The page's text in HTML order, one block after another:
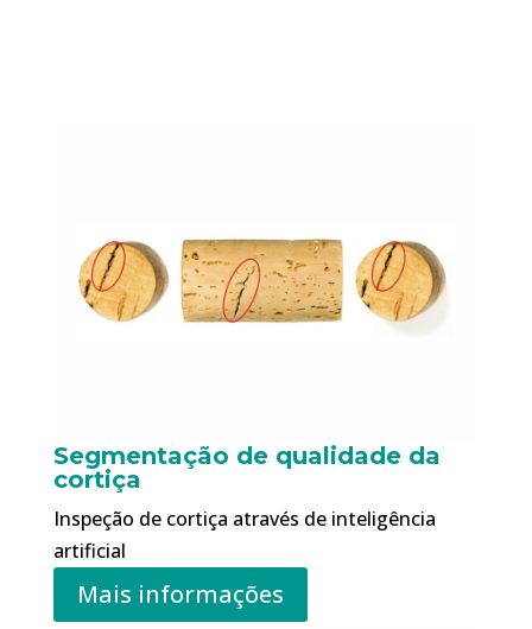
Segmentação de qualidade da
cortiça
Inspeção de cortiça através de inteligência
artificial
Mais informações